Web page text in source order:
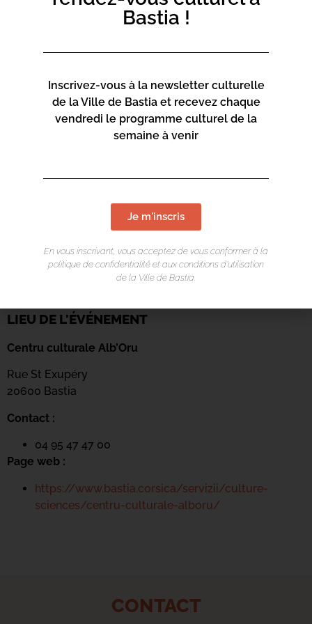
LIEU DE L'ÉVÉNEMENT
Centru culturale Alb’Oru
Rue St Exupéry
20600 Bastia
Contact :
04 95 47 47 00
Page web :
https://www.bastia.corsica/servizii/culture-
sciences/centru-culturale-alboru/
CONTACT
Bastia !
Inscrivez-vous à la newsletter culturelle
de la Ville de Bastia et recevez chaque
vendredi le programme culturel de la
semaine à venir
Je m'inscris
En vous inscrivant, vous acceptez de vous conformer à la
politique de confidentialité et aux conditions d’utilisation
de la Ville de Bastia.